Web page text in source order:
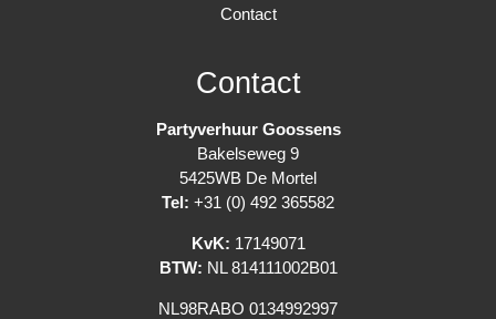
Contact
Contact
Partyverhuur Goossens
Bakelseweg 9
5425WB De Mortel
Tel: +31 (0) 492 365582
KvK: 17149071
BTW: NL 814111002B01
NL98RABO 0134992997